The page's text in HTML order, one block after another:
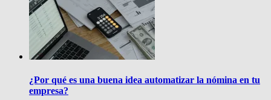
¿Por qué es una buena idea automatizar la nómina en tu
empresa?